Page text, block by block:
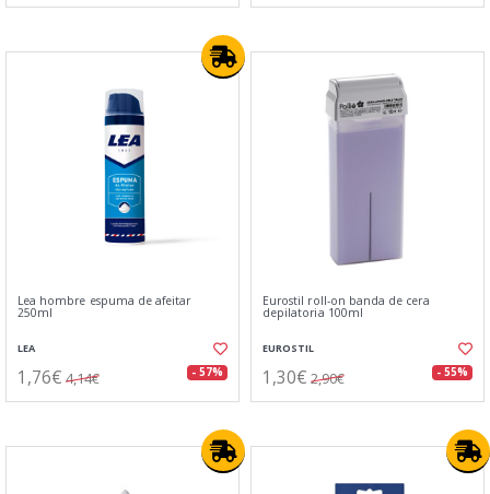
Lea hombre espuma de afeitar
250ml
LEA
1,76€ 4,14€ - 57%
Eurostil roll-on banda de cera
depilatoria 100ml
EUROSTIL
1,30€ 2,90€ - 55%